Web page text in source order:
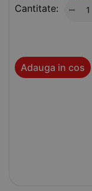
Cantitate:
−
Adauga in cos